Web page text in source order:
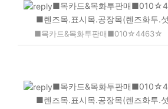
■목카드&목화투판매
■렌즈목.표시목.공장목(렌즈화투.
■목카드&목화투판매■010☆4463☆
■목카드&목화투판매
■렌즈목.표시목.공장목(렌즈화투.